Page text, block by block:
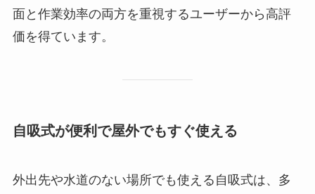
面と作業効率の両方を重視するユーザーから高評
価を得ています。
自吸式が便利で屋外でもすぐ使える
外出先や水道のない場所でも使える自吸式は、多